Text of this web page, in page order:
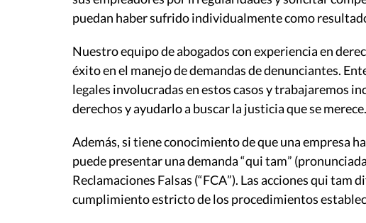
puedan haber sufrido individualmente como
Nuestro equipo de abogados con experiencia en
éxito en el manejo de demandas de denunciantes.
legales involucradas en estos casos y trabajaremos
derechos y ayudarlo a buscar la justicia que se merece.
Además, si tiene conocimiento de que una empresa
puede presentar una demanda “qui tam”
Reclamaciones Falsas (“FCA”). Las acciones qui
cumplimiento estricto de los procedimientos